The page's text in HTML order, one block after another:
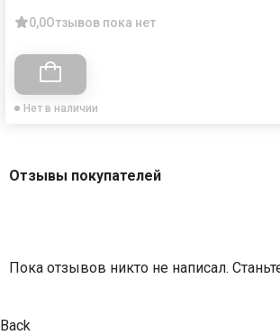
0,0Отзывов пока нет
Нет в наличии
Отзывы покупателей
Пока отзывов никто не написал.
Back